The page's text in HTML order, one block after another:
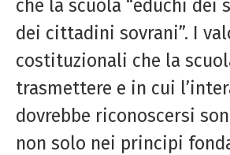
che la scuola “educhi dei
dei cittadini sovrani”. I
costituzionali che la
trasmettere e in cui
dovrebbe riconoscersi
non solo nei principi